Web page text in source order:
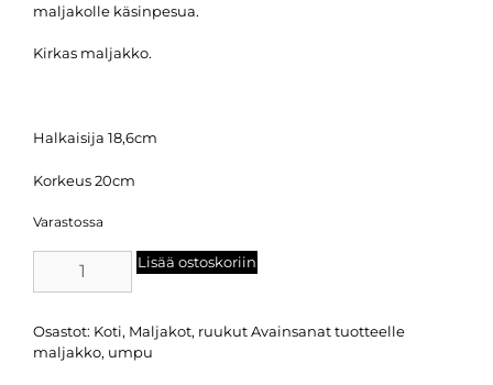
maljakolle käsinpesua.
Kirkas maljakko.
Halkaisija 18,6cm
Korkeus 20cm
Varastossa
Lisää ostoskoriin
Osastot: Koti, Maljakot, ruukutAvainsanat tuotteelle
maljakko, umpu